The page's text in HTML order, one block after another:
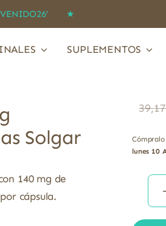
★
SUPLEMENTOS
Solgar
140 mg de
cápsula.
lunes 10